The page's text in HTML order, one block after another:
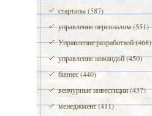
стартапы (587)
управление персоналом (551)
Управление разработкой (468)
управление командой (450)
бизнес (440)
венчурные инвестиции (437)
менеджмент (411)